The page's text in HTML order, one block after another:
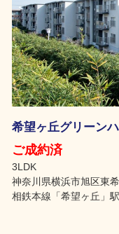
希望ヶ丘グリーン
ご成約済
3LDK
神奈川県横浜市旭区東
相鉄本線「希望ヶ丘」駅